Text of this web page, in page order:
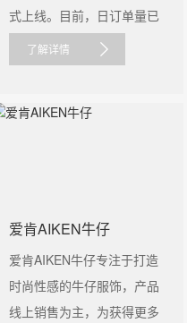
式上线。目前，日订单量已
突破3000......
了解详情
爱肯AIKEN牛仔
爱肯AIKEN牛仔专注于打造
时尚性感的牛仔服饰，产品
线上销售为主，为获得更多